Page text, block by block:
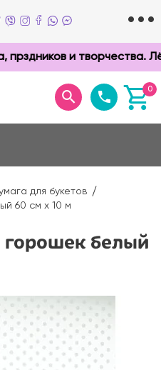
и творчества.
0
для букетов
60 см х 10 м
горошек белый